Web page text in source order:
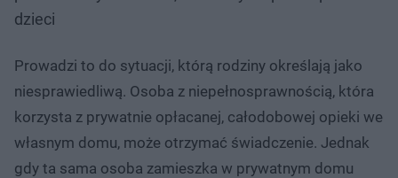
dzieci
Prowadzi to do sytuacji, którą rodziny określają jako
niesprawiedliwą. Osoba z niepełnosprawnością, która
korzysta z prywatnie opłacanej, całodobowej opieki we
własnym domu, może otrzymać świadczenie. Jednak
gdy ta sama osoba zamieszka w prywatnym domu